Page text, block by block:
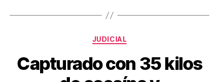
o
Categorías
JUDICIAL
Capturado con 35 kilos